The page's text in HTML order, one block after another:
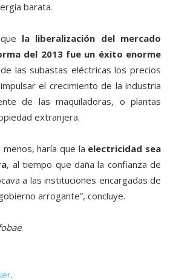
barata.
la liberalización del mercado
del 2013 fue un éxito enorme
las subastas eléctricas los precios
el crecimiento de la industria
de las maquiladoras, o plantas
extranjera.
menos, haría que la electricidad sea
, al tiempo que daña la confianza de
a las instituciones encargadas de
arrogante”, concluye.
.
.